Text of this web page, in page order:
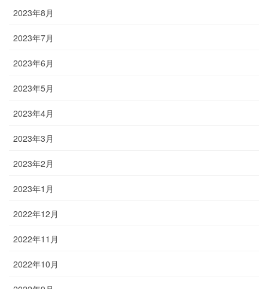
2023年8月
2023年7月
2023年6月
2023年5月
2023年4月
2023年3月
2023年2月
2023年1月
2022年12月
2022年11月
2022年10月